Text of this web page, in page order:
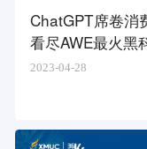
ChatGPT席卷消
看尽AWE最火黑
2023-04-28